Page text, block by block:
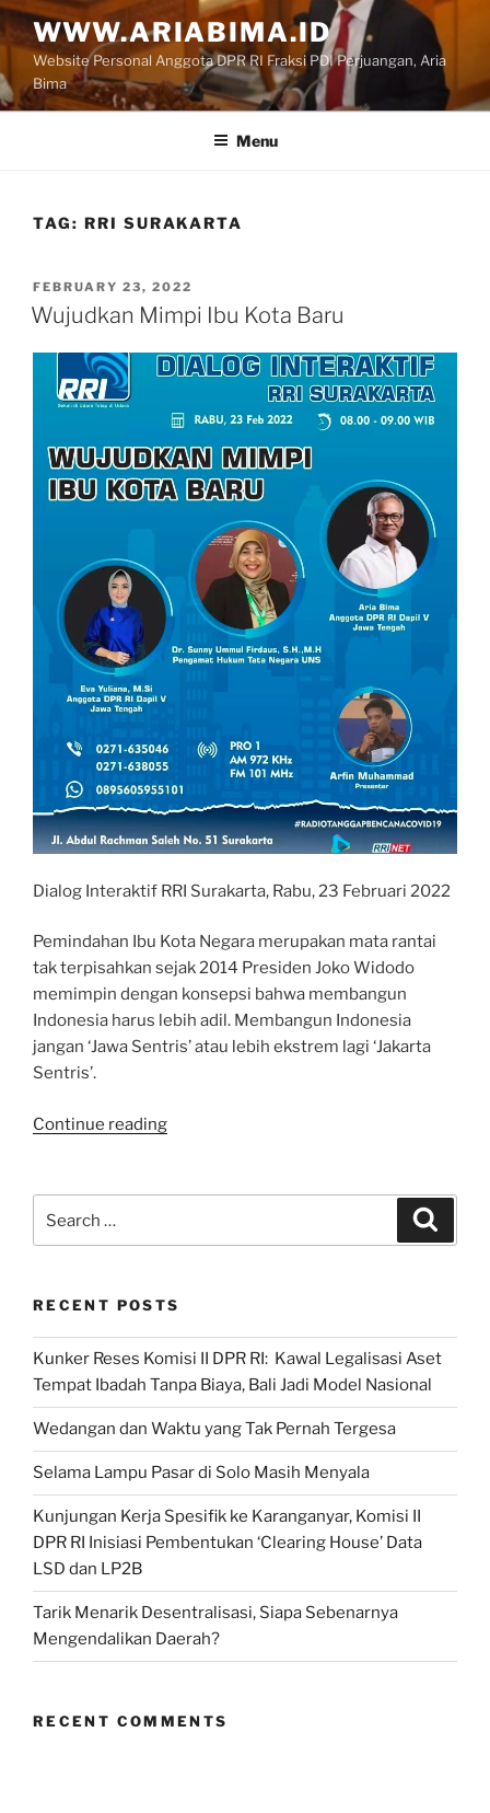
Skip
to
content
WWW.ARIABIMA.ID
Website Personal Anggota DPR RI Fraksi PDI Perjuangan, Aria
Bima
Menu
TAG: RRI SURAKARTA
POSTED
ON
FEBRUARY 23, 2022
Wujudkan Mimpi Ibu Kota Baru
Dialog Interaktif RRI Surakarta, Rabu, 23 Februari 2022
Pemindahan Ibu Kota Negara merupakan mata rantai
tak terpisahkan sejak 2014 Presiden Joko Widodo
memimpin dengan konsepsi bahwa membangun
Indonesia harus lebih adil. Membangun Indonesia
jangan ‘Jawa Sentris’ atau lebih ekstrem lagi ‘Jakarta
Sentris’.
Continue reading“Wujudkan
Kota
for:
RECENT POSTS
Kunker Reses Komisi II DPR RI: Kawal Legalisasi Aset
Tempat Ibadah Tanpa Biaya, Bali Jadi Model Nasional
Wedangan dan Waktu yang Tak Pernah Tergesa
Selama Lampu Pasar di Solo Masih Menyala
Kunjungan Kerja Spesifik ke Karanganyar, Komisi II
DPR RI Inisiasi Pembentukan ‘Clearing House’ Data
LSD dan LP2B
Tarik Menarik Desentralisasi, Siapa Sebenarnya
Mengendalikan Daerah?
RECENT COMMENTS